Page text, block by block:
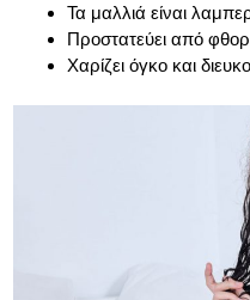
Τα μαλλιά είναι
Προστατεύει από
Χαρίζει όγκο και